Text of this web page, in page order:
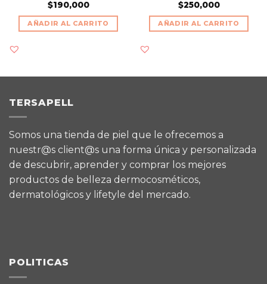
$190,000
AÑADIR AL CARRITO
$250,000
AÑADIR AL CARRITO
TERSAPELL
Somos una tienda de piel que le ofrecemos a
nuestr@s client@s una forma única y personalizada
de descubrir, aprender y comprar los mejores
productos de belleza dermocosméticos,
dermatológicos y lifetyle del mercado.
POLITICAS